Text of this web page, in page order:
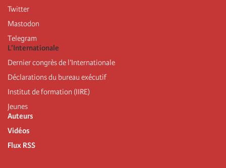
Twitter
Mastodon
Telegram
L’Internationale
Dernier congrès de l’Internationale
Déclarations du bureau exécutif
Institut de formation (IIRE)
Jeunes
Auteurs
Vidéos
Flux RSS